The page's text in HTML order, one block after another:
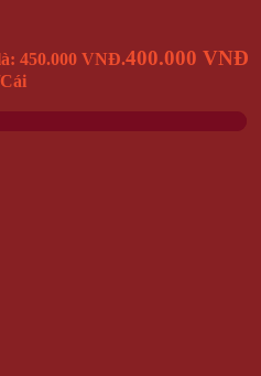
450.000 VNĐ.400.000 VNĐ